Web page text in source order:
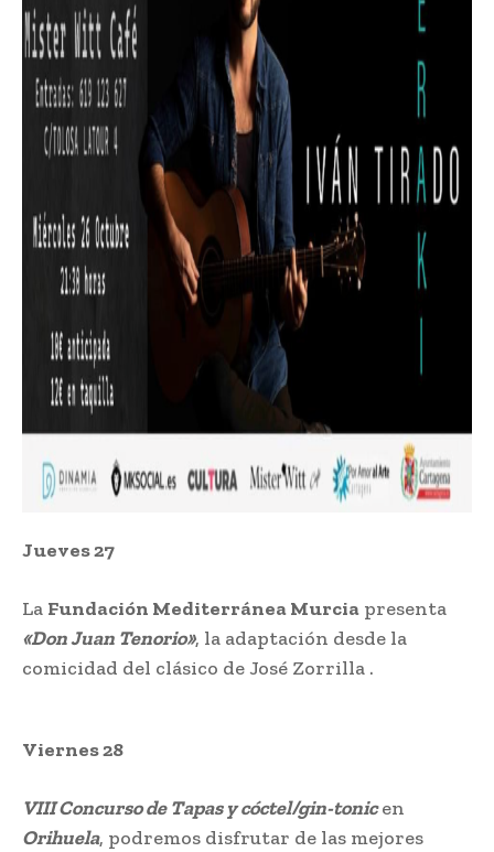
Jueves 27
La Fundación Mediterránea Murcia presenta
«Don Juan Tenorio», la adaptación desde la
comicidad del clásico de José Zorrilla .
Viernes 28
VIII Concurso de Tapas y cóctel/gin-tonicen
Orihuela, podremos disfrutar de las mejores